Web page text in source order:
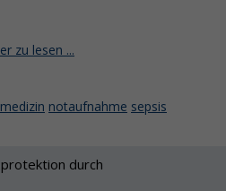
zu lesen ...
notaufnahme sepsis
durch